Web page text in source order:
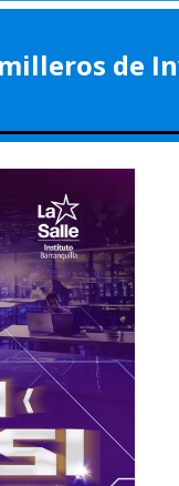
de